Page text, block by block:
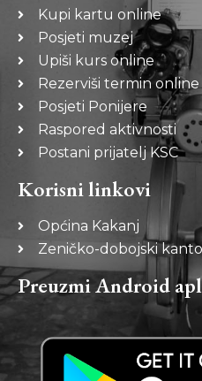
Kupi kartu online
Posjeti muzej
Upiši kurs online
Rezerviši termin online
Posjeti Ponijere
Raspored aktivnosti
Postani prijatelj KSC
Korisni linkovi
Općina Kakanj
Zeničko-dobojski
Preuzmi Android